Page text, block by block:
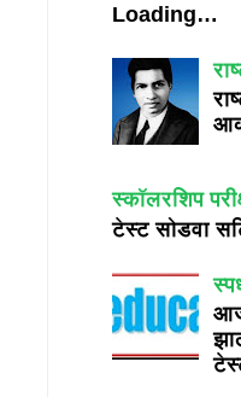
Loading…
स्कॉलरशिप
टेस्ट सोडवा